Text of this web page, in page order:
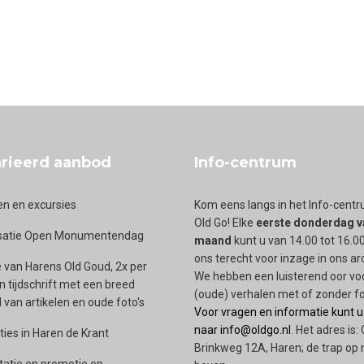
aanbod
en excursies
Open Monumentendag
van Harens Old Goud, 2x per
tijdschrift met een breed
van artikelen en oude foto's
in Haren de Krant
Info-centrum
Kom eens langs in het Info-
Old Go! Elke eerste donderdag
maand kunt u van 14.00 tot
ons terecht voor inzage in ons
We hebben een luisterend oor
(oude) verhalen met of zonder
Voor vragen en informatie kunt
naar info@oldgo.nl
. Het adres is:
Brinkweg 12A, Haren; de trap op